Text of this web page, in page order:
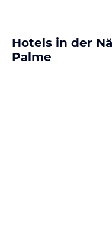
Hotels in der
Palme